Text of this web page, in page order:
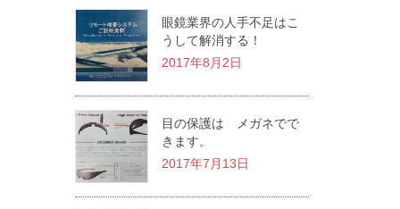
眼鏡業界の人手不足はこ
うして解消する！
2017年8月2日
目の保護は メガネでで
きます。
2017年7月13日